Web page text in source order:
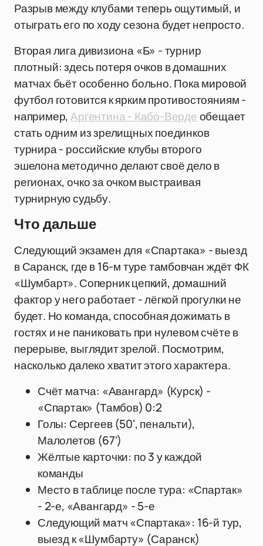
Разрыв между клубами теперь ощутимый, и
отыграть его по ходу сезона будет непросто.
Вторая лига дивизиона «Б» - турнир
плотный: здесь потеря очков в домашних
матчах бьёт особенно больно. Пока мировой
футбол готовится к ярким противостояниям -
например,Аргентина - Кабо-Вердеобещает
стать одним из зрелищных поединков
турнира - российские клубы второго
эшелона методично делают своё дело в
регионах, очко за очком выстраивая
турнирную судьбу.
Что дальше
Следующий экзамен для «Спартака» - выезд
в Саранск, где в 16-м туре тамбовчан ждёт ФК
«Шумбарт». Соперник цепкий, домашний
фактор у него работает - лёгкой прогулки не
будет. Но команда, способная дожимать в
гостях и не паниковать при нулевом счёте в
перерыве, выглядит зрелой. Посмотрим,
насколько далеко хватит этого характера.
Счёт матча: «Авангард» (Курск) -
«Спартак» (Тамбов) 0:2
Голы: Сергеев (50', пенальти),
Малолетов (67')
Жёлтые карточки: по 3 у каждой
команды
Место в таблице после тура: «Спартак»
- 2-е, «Авангард» - 5-е
Следующий матч «Спартака»: 16-й тур,
выезд к «Шумбарту» (Саранск)